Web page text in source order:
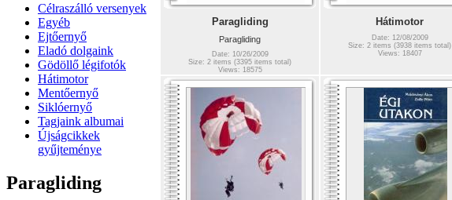
Célraszálló versenyek
Egyéb
Ejtőernyő
Eladó dolgaink
Gödöllő légifotók
Hátimotor
Mentőernyő
Siklóernyő
Tagjaink albumai
Újságcikkek
gyűjteménye
Paragliding
Paragliding
Paragliding
Date: 10/26/2009
Size: 2 items (3395 items total)
Views: 18575
Hátimotor
Date: 12/08/2009
Size: 2 items (3938 items total)
Views: 18407